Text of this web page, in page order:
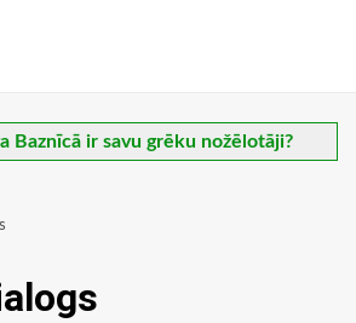
Baznīcā ir savu grēku nožēlotāji?